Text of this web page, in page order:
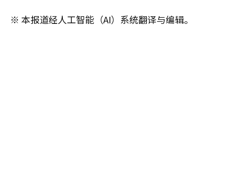
※ 本报道经人工智能（AI）系统翻译与编辑。